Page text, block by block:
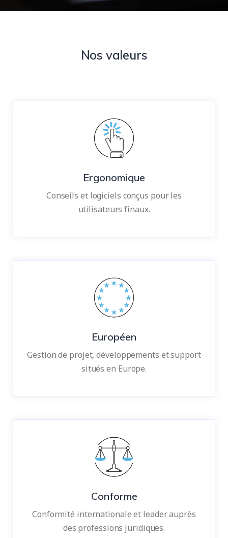
Nos valeurs
Ergonomique
Conseils et logiciels conçus pour les
utilisateurs finaux.
Européen
Gestion de projet, développements et support
situés en Europe.
Conforme
Conformité internationale et leader auprès
des professions juridiques.